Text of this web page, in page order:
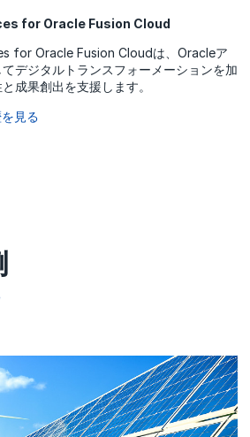
for Oracle Fusion Cloud
for Oracle Fusion Cloudは、Oracleア
デジタルトランスフォーメーションを加
成果創出を支援します。
見る